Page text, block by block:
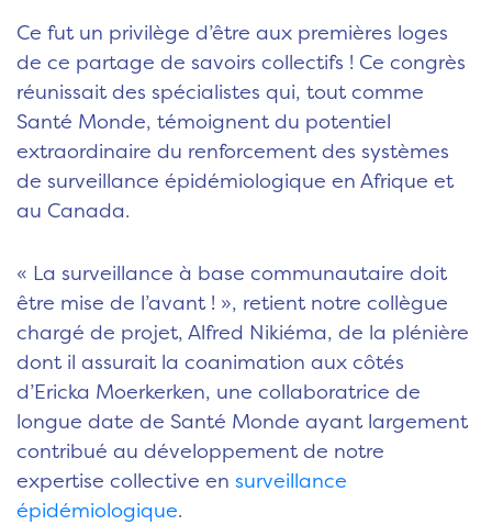
Ce fut un privilège d’être aux premières loges
de ce partage de savoirs collectifs ! Ce congrès
réunissait des spécialistes qui, tout comme
Santé Monde, témoignent du potentiel
extraordinaire du renforcement des systèmes
de surveillance épidémiologique en Afrique et
au Canada.
« La surveillance à base communautaire doit
être mise de l’avant ! », retient notre collègue
chargé de projet, Alfred Nikiéma, de la plénière
dont il assurait la coanimation aux côtés
d’Ericka Moerkerken, une collaboratrice de
longue date de Santé Monde ayant largement
contribué au développement de notre
expertise collective en surveillance
épidémiologique.